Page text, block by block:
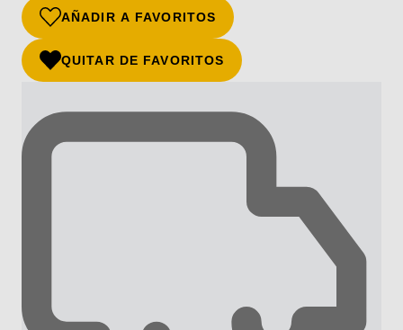
AÑADIR A FAVORITOS
QUITAR DE FAVORITOS